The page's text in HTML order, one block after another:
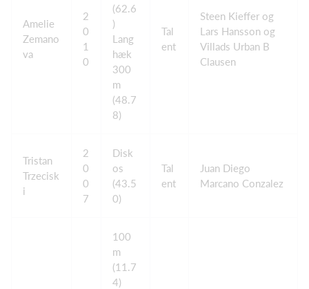
Amelie
Zemano
va
2
0
1
0
(62.6
)
Lang
hæk
300
m
(48.7
8)
Tal
ent
Steen Kieffer og
Lars Hansson og
Villads Urban B
Clausen
Tristan
Trzecisk
i
2
0
0
7
Disk
os
(43.5
0)
Tal
ent
Juan Diego
Marcano Conzalez
100
m
(11.7
4)